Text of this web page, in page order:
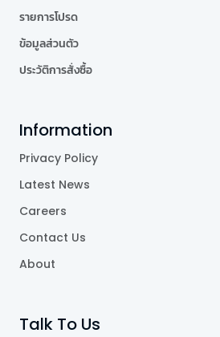
รายการโปรด
ข้อมูลส่วนตัว
ประวัติการสั่งซื้อ
Information
Privacy Policy
Latest News
Careers
Contact Us
About
Talk To Us